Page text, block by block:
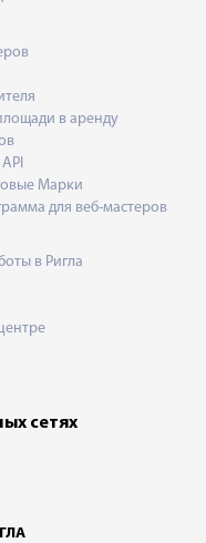
в аренду
Марки
для веб-мастеров
в Ригла
сетях